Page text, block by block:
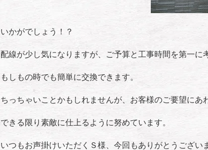
いかがでしょう！？
配線が少し気になりますが、ご予算と工事時間を第一に
もしもの時でも簡単に交換できます。
ちっちゃいことかもしれませんが、お客様のご要望にあ
できる限り素敵に仕上るように努めています。
いつもお声掛けいただくＳ様、今回もありがとうござい